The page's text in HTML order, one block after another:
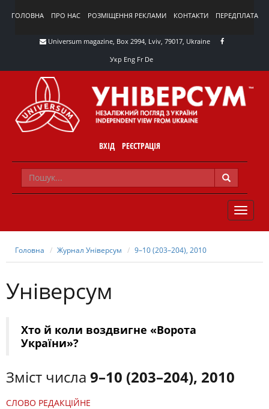
ГОЛОВНА ПРО НАС РОЗМІЩЕННЯ РЕКЛАМИ КОНТАКТИ ПЕРЕДПЛАТА
Universum magazine, Box 2994, Lviv, 79017, Ukraine
Укр Eng Fr De
ВХІД РЕЄСТРАЦІЯ
TOGGLE
Головна Журнал Універсум 9–10 (203–204), 2010
Універсум
Хто й коли воздвигне «Ворота
України»?
Зміст числа 9–10 (203–204), 2010
СЛОВО РЕДАКЦІЙНЕ